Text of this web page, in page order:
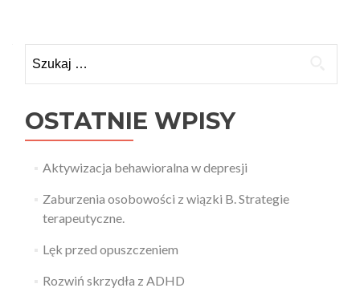
OSTATNIE WPISY
Aktywizacja behawioralna w depresji
Zaburzenia osobowości z wiązki B. Strategie
terapeutyczne.
Lęk przed opuszczeniem
Rozwiń skrzydła z ADHD